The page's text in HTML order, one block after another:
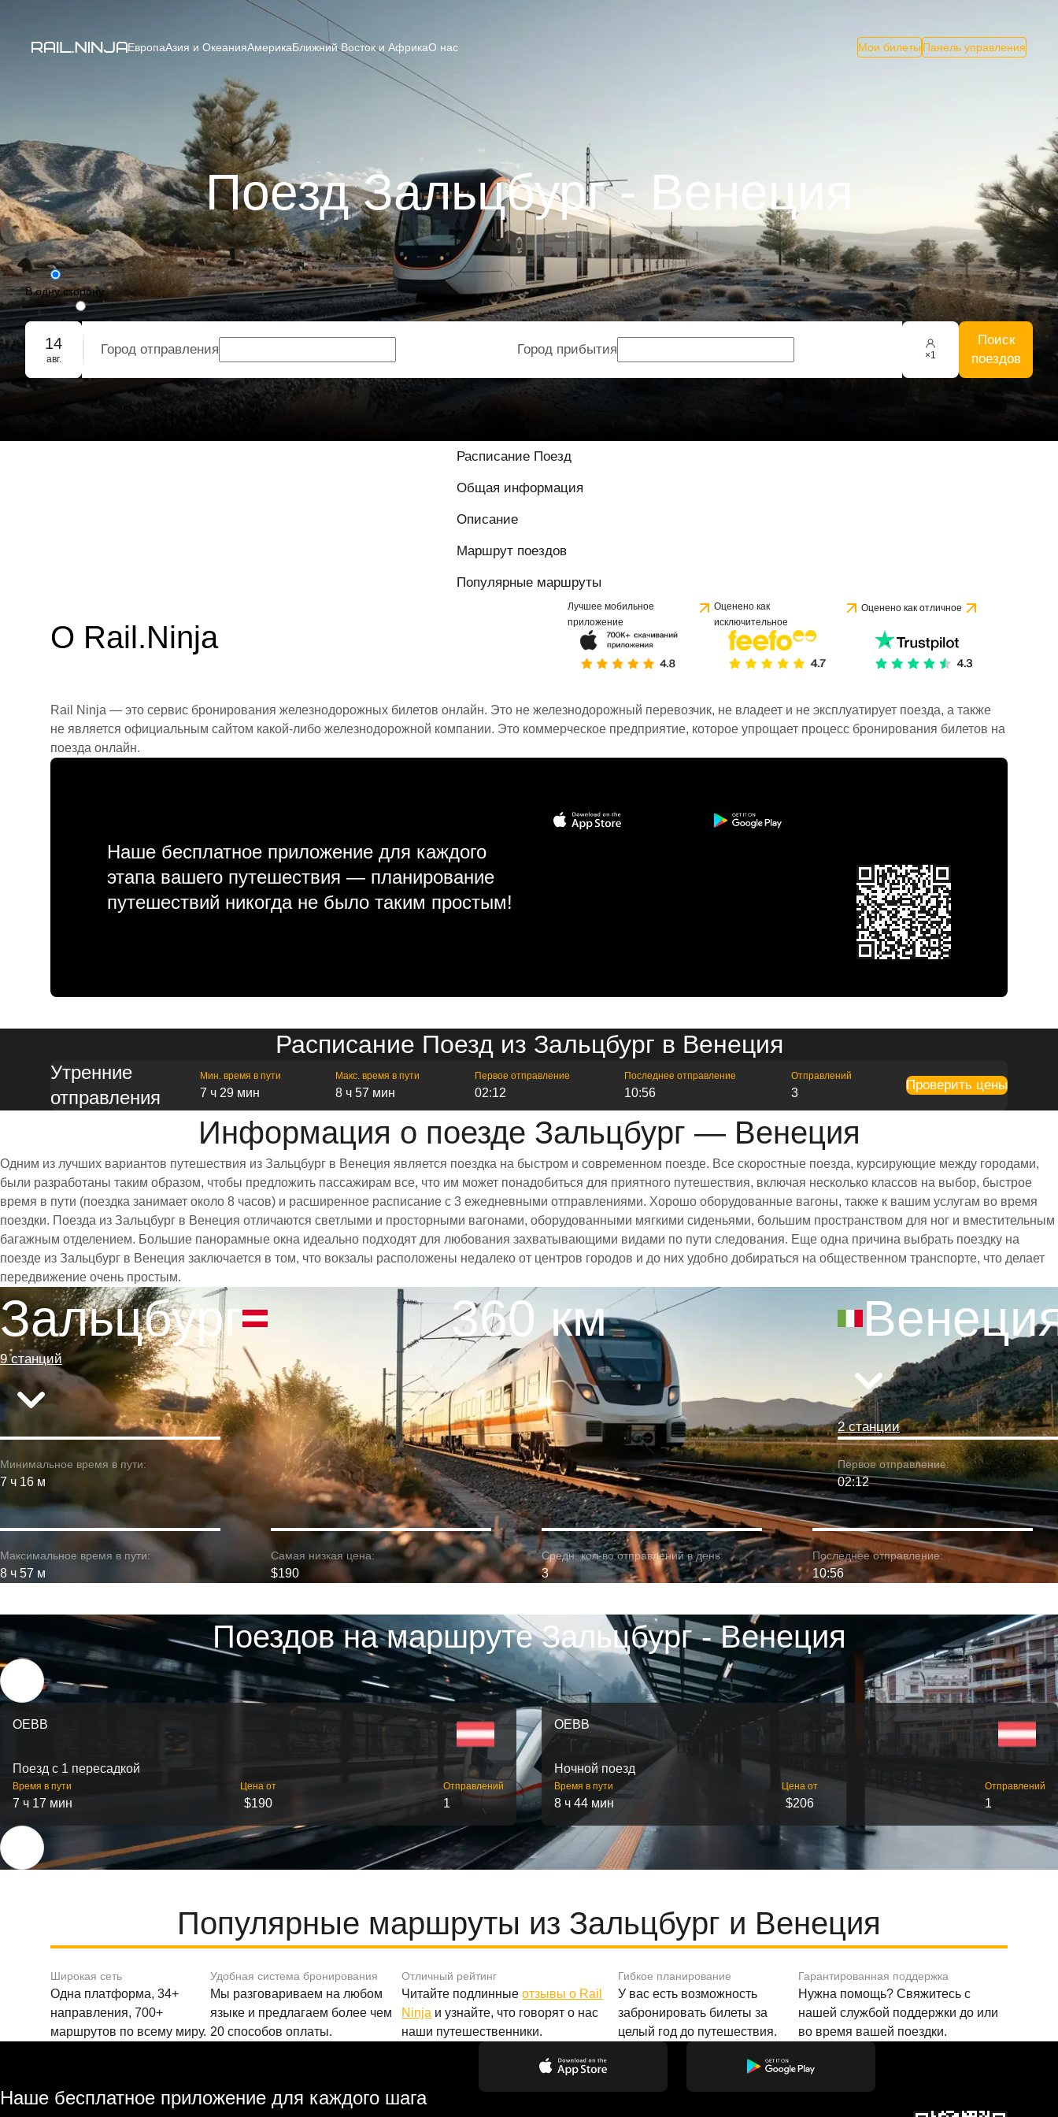
ЕвропаАзия и ОкеанияАмерикаБлижний Восток и АфрикаО нас Мои билеты Панель управления
Поезд Зальцбург - Венеция
В одну сторону
Туда-обратно
Групповое бронирование
14
авг.
Город отправления Город прибытия ×1
Поиск
поездов
Расписание Поезд
Общая информация
Описание
Маршрут поездов
Популярные маршруты
О Rail.Ninja
Лучшее мобильное
приложение
Оценено как
исключительное
Оценено как отличное
Rail Ninja — это сервис бронирования железнодорожных билетов онлайн. Это не железнодорожный перевозчик, не владеет и не эксплуатирует поезда, а также
не является официальным сайтом какой-либо железнодорожной компании. Это коммерческое предприятие, которое упрощает процесс бронирования билетов на
поезда онлайн.
Наше бесплатное приложение для каждого
этапа вашего путешествия — планирование
путешествий никогда не было таким простым!
Расписание Поезд из Зальцбург в Венеция
Утренние
отправления
Мин. время в пути
7 ч 29 мин
Макс. время в пути
8 ч 57 мин
Первое отправление
02:12
Последнее отправление
10:56
Отправлений
3
Проверить цены
Информация о поезде Зальцбург — Венеция
Одним из лучших вариантов путешествия из Зальцбург в Венеция является поездка на быстром и современном поезде. Все скоростные поезда, курсирующие между городами,
были разработаны таким образом, чтобы предложить пассажирам все, что им может понадобиться для приятного путешествия, включая несколько классов на выбор, быстрое
время в пути (поездка занимает около 8 часов) и расширенное расписание с 3 ежедневными отправлениями. Хорошо оборудованные вагоны, также к вашим услугам во время
поездки. Поезда из Зальцбург в Венеция отличаются светлыми и просторными вагонами, оборудованными мягкими сиденьями, большим пространством для ног и вместительным
багажным отделением. Большие панорамные окна идеально подходят для любования захватывающими видами по пути следования. Еще одна причина выбрать поездку на
поезде из Зальцбург в Венеция заключается в том, что вокзалы расположены недалеко от центров городов и до них удобно добираться на общественном транспорте, что делает
передвижение очень простым.
Зальцбург
9 станций
360 км
2 станции
Минимальное время в пути:
7 ч 16 м
Первое отправление:
02:12
Максимальное время в пути:
8 ч 57 м
Самая низкая цена:
$190
Средн. кол-во отправлений в день:
3
Последнее отправление:
10:56
Поездов на маршруте Зальцбург - Венеция
OEBB
Поезд с 1 пересадкой
Время в пути
7 ч 17 мин
Цена от
$190
Отправлений
1
OEBB
Ночной поезд
Время в пути
8 ч 44 мин
Цена от
$206
Отправлений
1
Популярные маршруты из Зальцбург и Венеция
Широкая сеть
Одна платформа, 34+
направления, 700+
маршрутов по всему миру.
Удобная система бронирования
Мы разговариваем на любом
языке и предлагаем более чем
20 способов оплаты.
Отличный рейтинг
Читайте подлинныеотзывы о Rail
Ninja и узнайте, что говорят о нас
наши путешественники.
Гибкое планирование
У вас есть возможность
забронировать билеты за
целый год до путешествия.
Гарантированная поддержка
Нужна помощь? Свяжитесь с
нашей службой поддержки до или
во время вашей поездки.
Наше бесплатное приложение для каждого шага